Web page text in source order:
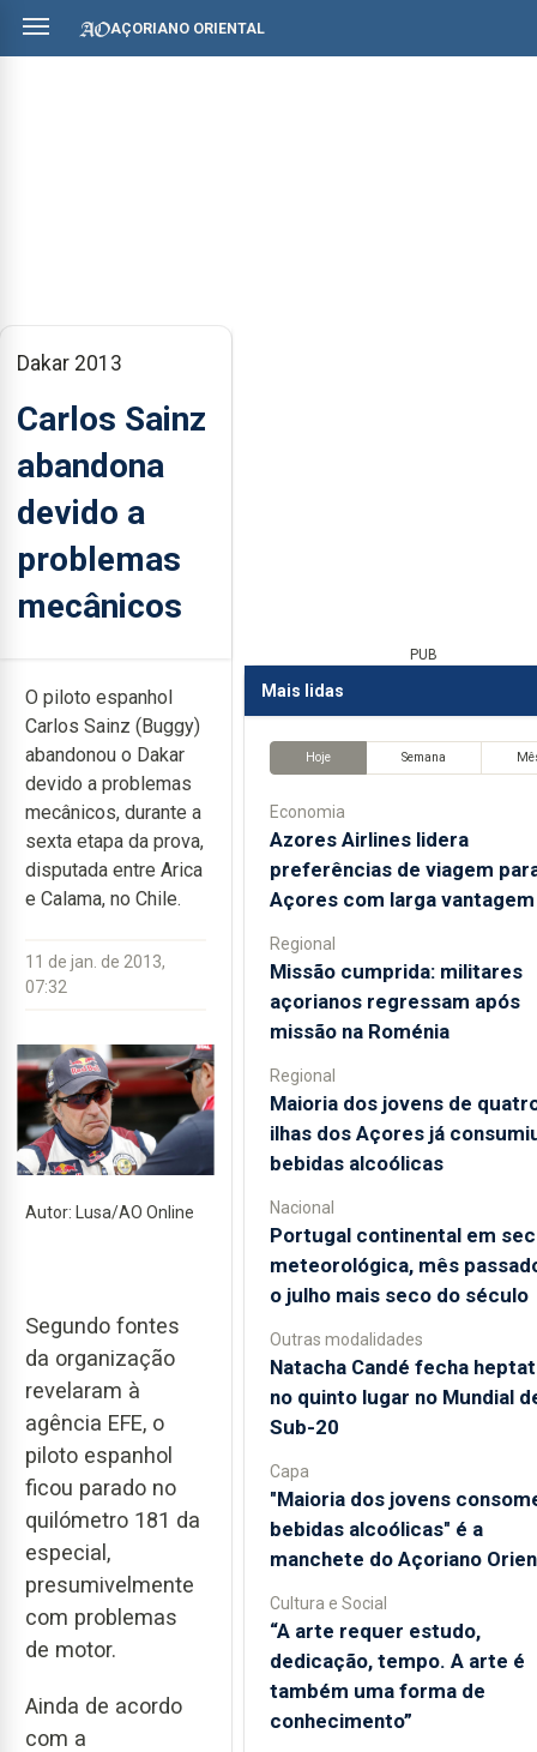
AÇORIANO ORIENTAL
Dakar 2013
Carlos Sainz
abandona
devido a
problemas
mecânicos
O piloto espanhol
Carlos Sainz (Buggy)
abandonou o Dakar
devido a problemas
mecânicos, durante a
sexta etapa da prova,
disputada entre Arica
e Calama, no Chile.
11 de jan. de 2013,
07:32
Autor: Lusa/AO Online
Segundo fontes
da organização
revelaram à
agência EFE, o
piloto espanhol
ficou parado no
quilómetro 181 da
especial,
presumivelmente
com problemas
de motor.
Ainda de acordo
com a
PUB
Mais lidas
Hoje Semana
Economia
Azores Airlines lidera
preferências de viagem
Açores com larga vantagem
Regional
Missão cumprida: militares
açorianos regressam após
missão na Roménia
Regional
Maioria dos jovens de
ilhas dos Açores já
bebidas alcoólicas
Nacional
Portugal continental em
meteorológica, mês
o julho mais seco do século
Outras modalidades
Natacha Candé fecha
no quinto lugar no Mundial
Sub-20
Capa
"Maioria dos jovens
bebidas alcoólicas" é a
manchete do Açoriano
Cultura e Social
“A arte requer estudo,
dedicação, tempo. A arte é
também uma forma de
conhecimento”